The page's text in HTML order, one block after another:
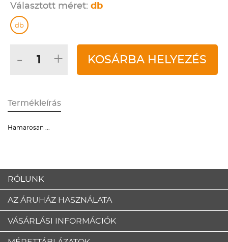
Választott méret: db
db
- + KOSÁRBA HELYEZÉS
Termékleírás
Hamarosan ...
RÓLUNK
AZ ÁRUHÁZ HASZNÁLATA
VÁSÁRLÁSI INFORMÁCIÓK